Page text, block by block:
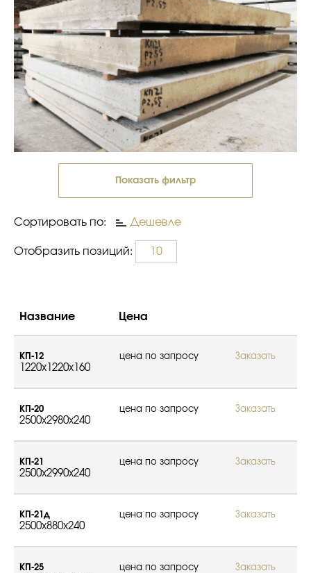
Показать фильтр
Сортировать по: Дешевле
Отобразить позиций: 10
Название Цена
КП-12
1220x1220x160
цена по запросу Заказать
КП-20
2500x2980x240
цена по запросу Заказать
КП-21
2500x2990x240
цена по запросу Заказать
КП-21д
2500x880x240
цена по запросу Заказать
КП-25 цена по запросу Заказать